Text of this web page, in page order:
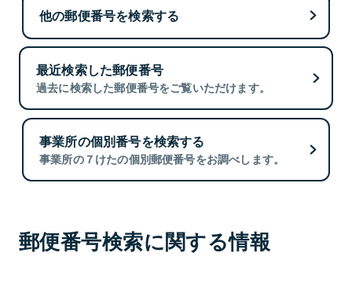
他の郵便番号を検索する
最近検索した郵便番号
過去に検索した郵便番号をご覧いただけます。
事業所の個別番号を検索する
事業所の７けたの個別郵便番号をお調べします。
郵便番号検索に関する情報